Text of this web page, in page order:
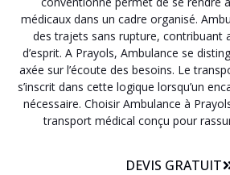
médicaux dans un cadre organisé.
des trajets sans rupture, contribuant
d’esprit. A Prayols, Ambulance se
axée sur l’écoute des besoins. Le
s’inscrit dans cette logique lorsqu’un
nécessaire. Choisir Ambulance à
transport médical conçu pour
DEVIS GRATUIT